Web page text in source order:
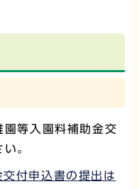
等入園料補助金交
。
付申込書の提出は